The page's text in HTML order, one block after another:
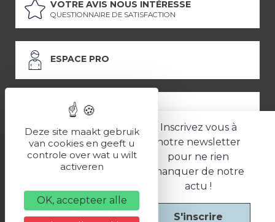
Inscrivez vous à
notre newsletter
pour ne rien
manquer de notre
actu !
S'inscrire
VOTRE AVIS NOUS INTÉRESSE
QUESTIONNAIRE DE SATISFACTION
ESPACE PRO
ESPACE PRESSE
LES PARTENAIRES
Politique de confidentialité
Une réalisation
Deze site maakt gebruik
van cookies en geeft u
controle over wat u wilt
activeren
OK, accepteer alle